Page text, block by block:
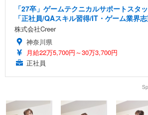
「27卒」ゲームテクニカルサポートスタ
「正社員/QAスキル習得/IT・ゲーム業界志
株式会社Creer
神奈川県
月給22万5,700円～30万3,700円
正社員